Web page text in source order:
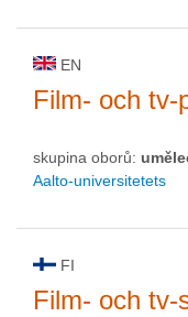
EN
Film- och tv-
skupina oborů:
Aalto-universitetets
FI
Film- och tv-